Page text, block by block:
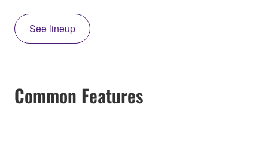
See lineup
Common Features